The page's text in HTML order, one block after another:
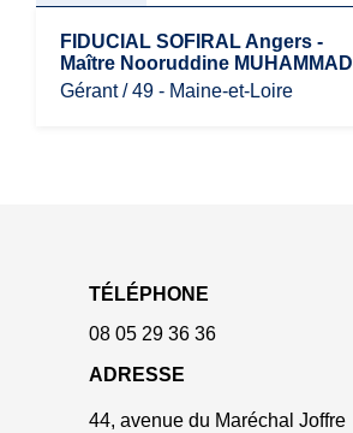
FIDUCIAL SOFIRAL Angers -
Maître Nooruddine MUHAMMAD
Gérant / 49 - Maine-et-Loire
TÉLÉPHONE
08 05 29 36 36
ADRESSE
44, avenue du Maréchal Joffre